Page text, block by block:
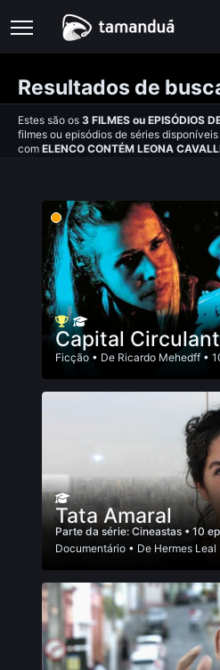
Resultados de
Estes são os 3 FILMES ou EPISÓDIOS
filmes ou episódios de séries
com ELENCO CONTÉM LEONA
Capital
Ficção • De Ricardo Mehedff •
Tata Amaral
Parte da série: Cineastas • 10
Documentário • De Hermes Leal